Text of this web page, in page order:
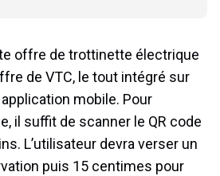
offre de trottinette électrique
de VTC, le tout intégré sur
mobile. Pour
il suffit de scanner le QR code
L’utilisateur devra verser un
puis 15 centimes pour